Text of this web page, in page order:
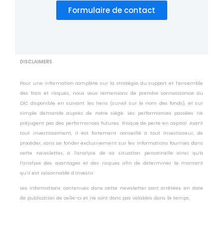
Formulaire de contact
DISCLAIMERS
Pour une information complète sur la stratégie du support et l’ensemble
des frais et risques, nous vous remercions de prendre connaissance du
DIC disponible en suivant les liens (survol sur le nom des fonds), et sur
simple demande auprès de notre siège. Les performances passées ne
préjugent pas des performances futures. Risque de perte en capital. Avant
tout investissement, il est fortement conseillé à tout investisseur, de
procéder, sans se fonder exclusivement sur les informations fournies dans
cette newsletter, à l’analyse de sa situation personnelle ainsi qu’à
l’analyse des avantages et des risques afin de déterminer le montant
qu’il est raisonnable d’investir.
Les informations contenues dans cette newsletter sont arrêtées en date
de publication de celle-ci et ne sont donc pas valables dans le temps.